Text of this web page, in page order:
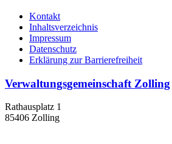
Kontakt
Inhaltsverzeichnis
Impressum
Datenschutz
Erklärung zur Barrierefreiheit
Verwaltungsgemeinschaft Zolling
Rathausplatz 1
85406 Zolling